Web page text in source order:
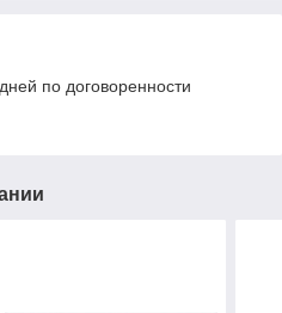
по договоренности